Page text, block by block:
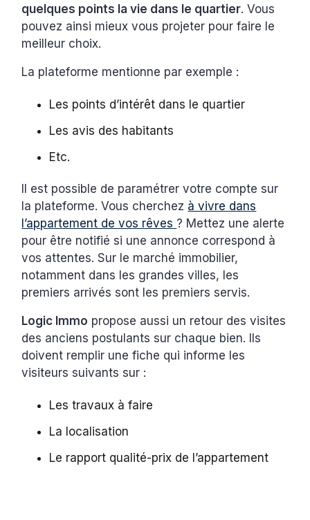
quelques points la vie dans le quartier. Vous
pouvez ainsi mieux vous projeter pour faire le
meilleur choix.
La plateforme mentionne par exemple :
Les points d’intérêt dans le quartier
Les avis des habitants
Etc.
Il est possible de paramétrer votre compte sur
la plateforme. Vous cherchez à vivre dans
l’appartement de vos rêves ? Mettez une alerte
pour être notifié si une annonce correspond à
vos attentes. Sur le marché immobilier,
notamment dans les grandes villes, les
premiers arrivés sont les premiers servis.
Logic Immo propose aussi un retour des visites
des anciens postulants sur chaque bien. Ils
doivent remplir une fiche qui informe les
visiteurs suivants sur :
Les travaux à faire
La localisation
Le rapport qualité-prix de l’appartement